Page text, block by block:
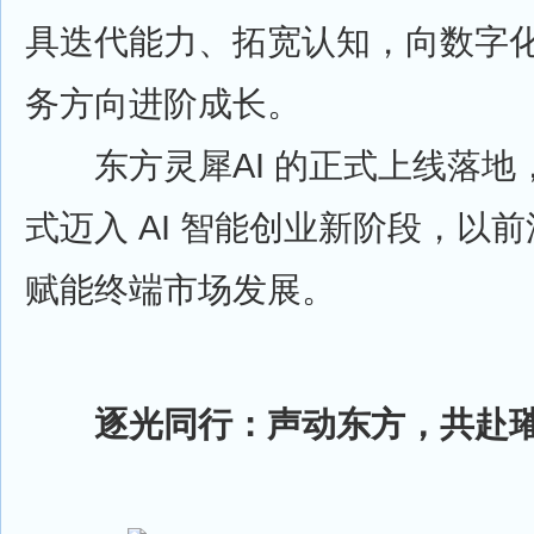
具迭代能力、拓宽认知，向数字
务方向进阶成长。
东方灵犀AI 的正式上线落地
式迈入 AI 智能创业新阶段，以
赋能终端市场发展。
逐光同行：声动东方，共赴